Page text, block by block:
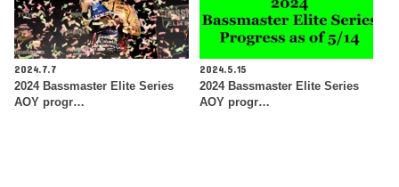
2024.7.7
2024 Bassmaster Elite Series
AOY progr…
2024.5.15
2024 Bassmaster Elite Series
AOY progr…